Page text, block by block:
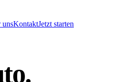
unsKontaktJetzt starten